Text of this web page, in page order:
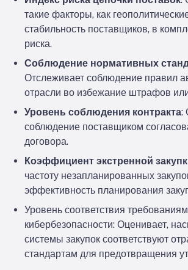
такие факторы, как
стабильность поставщиков, в
риска.
Соблюдение нормативных
Отслеживает соблюдение правил
отрасли во избежание штрафов
Уровень соблюдения контракта:
соблюдение поставщиком
договора.
Коэффициент экстренной
частоту незапланированных
эффективность планирования
Уровень соответствия требованиям
кибербезопасности: Оценивает,
системы закупок соответствуют
стандартам для предотвращения